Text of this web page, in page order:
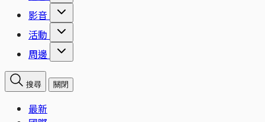
影音
活動
周邊
搜尋 關閉
最新